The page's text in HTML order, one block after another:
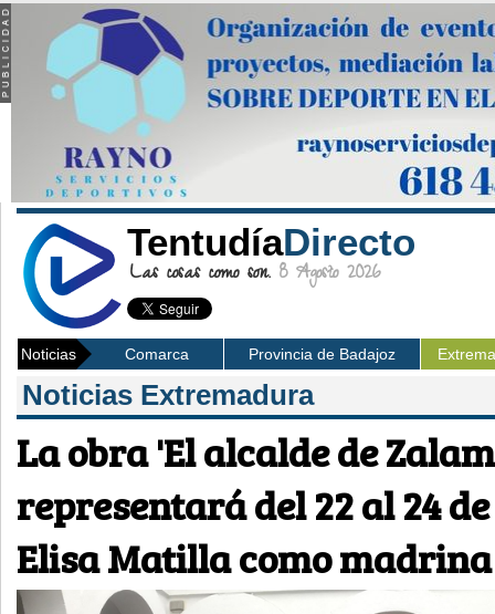
TentudíaDirecto
Las cosas como son. 8 Agosto 2026
Noticias Comarca Provincia de Badajoz
Noticias Extremadura
La obra 'El alcalde de
representará del 22 al 24
Elisa Matilla como madrina